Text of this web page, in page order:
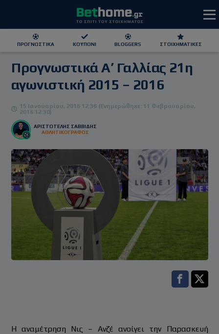
ΠΡΟΓΝΩΣΤΙΚΆ ΚΟΥΠΌΝΙ BLOGGERS ΣΤΟΙΧΗΜΑΤΙΚΕΣ
Προγνωστικά Α’ Γαλλίας 21η
αγωνιστική 2015 – 2016
15 Ιανουαρίου, 2016 12:36 (Ενημερώθηκε: 11 Φεβρουαρίου,
2016 12:30)
ΑΡΙΣΤΟΤΕΛΗΣ ΣΑΒΒΙΔΗΣ
ΑΘΛΗΤΙΚΟΓΡΑΦΟΣ
Facebook
Η αναμέτρηση Νις – Ανζέ ανοίγει την Παρασκευή